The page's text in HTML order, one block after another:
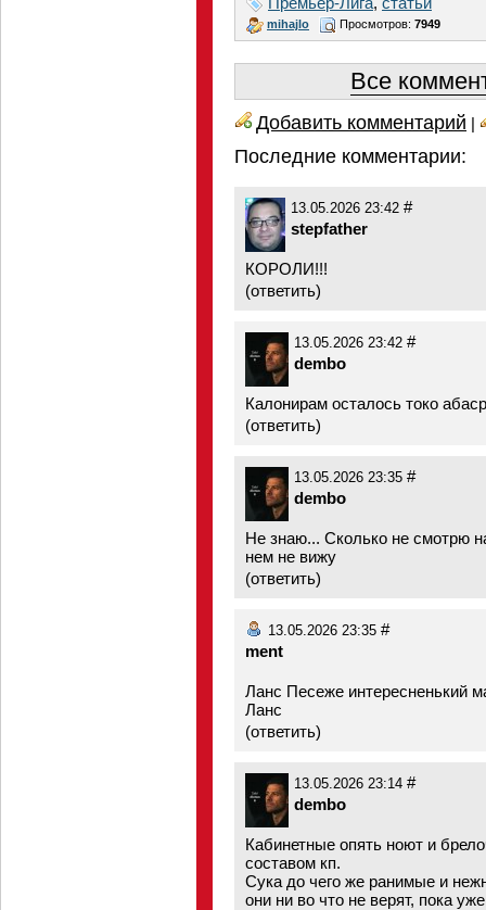
mihajlo Просмотров: 7949
Все
Добавить комментарий |
Последние комментарии:
13.05.2026 23:42 #
stepfather
КОРОЛИ!!!
(ответить)
13.05.2026 23:42 #
dembo
Калонирам осталось токо
(ответить)
13.05.2026 23:35 #
dembo
Не знаю... Сколько не смотрю
нем не вижу
(ответить)
13.05.2026 23:35 #
ment
Ланс Песеже интересненький
Ланс
(ответить)
13.05.2026 23:14 #
dembo
Кабинетные опять ноют и
составом кп.
Сука до чего же ранимые и
они ни во что не верят, пока